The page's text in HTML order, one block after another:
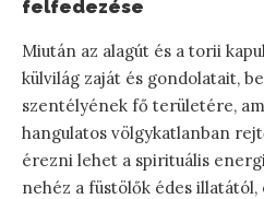
felfedezése
Miután az alagút és a torii
külvilág zaját és gondolatait,
szentélyének fő területére,
hangulatos völgykatlanban
érezni lehet a spirituális
nehéz a füstölők édes illatától,